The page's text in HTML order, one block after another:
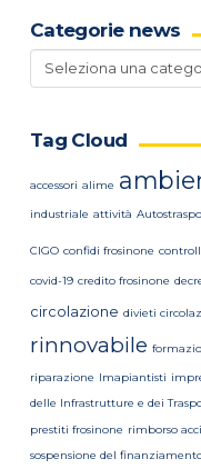
Categorie news
Categorie
news
Tag Cloud
accessori alime
industriale attività
CIGO confidi frosinone
covid-19 credito frosinone
circolazione divieti
rinnovabile
riparazione Imapiantisti
delle Infrastrutture e dei
prestiti frosinone rimborso
sospensione del